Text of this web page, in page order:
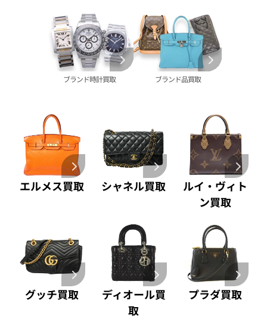
ホワイトゴールド 買取
金コンビ 買取
プラチナ 買取
プラチナインゴット 買取
Pt1000 買取
Pt900 買取
Pt850 買取
Pt&Pm 買取
銀･シルバー 買取
パラジウム 買取
ショーメ 買取
買取可能な商品をもっと見る
ブライトリング
ヴァシュロン・コンスタンタン 買取
A. ランゲ&
パネライ 買取
ブルガリ 買取
フランク ミュラー 買取
IWC 買取
買取可能な商品をもっと見る
ブランド時計買取 ブランド品買取
エルメス買取 シャネル買取
ルイ・ヴィト
ン買取
グッチ買取
ディオール買
取
プラダ買取